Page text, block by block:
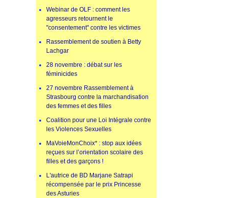
Webinar de OLF : comment les
agresseurs retournent le
"consentement" contre les victimes
Rassemblement de soutien à Betty
Lachgar
28 novembre : débat sur les
féminicides
27 novembre Rassemblement à
Strasbourg contre la marchandisation
des femmes et des filles
Coalition pour une Loi Intégrale contre
les Violences Sexuelles
MaVoieMonChoix* : stop aux idées
reçues sur l’orientation scolaire des
filles et des garçons !
L'autrice de BD Marjane Satrapi
récompensée par le prix Princesse
des Asturies